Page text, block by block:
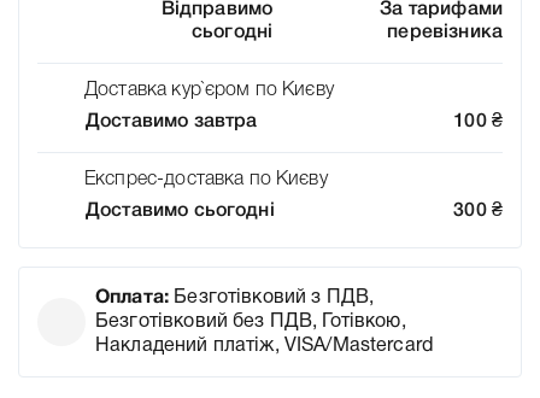
Відправимо
сьогодні
За тарифами
перевізника
Доставка кур`єром по Києву
Доставимо завтра
100 ₴
Експрес-доставка по Києву
Доставимо сьогодні
300 ₴
Оплата: Безготівковий з ПДВ,
Безготівковий без ПДВ, Готівкою,
Накладений платіж, VISA/Mastercard